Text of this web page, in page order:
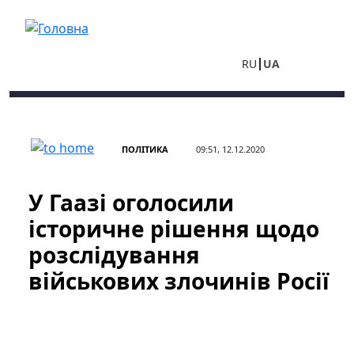
RU UA
ПОЛІТИКА 09:51, 12.12.2020
У Гаазі оголосили
історичне рішення щодо
розслідування
військових злочинів Росії